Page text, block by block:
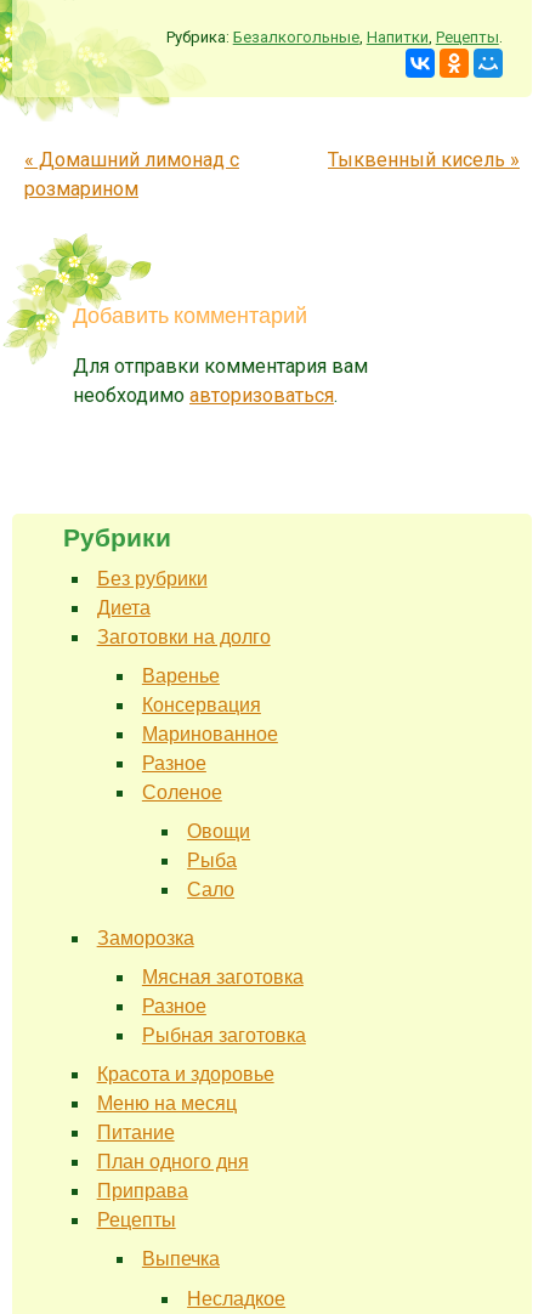
Рубрика: Безалкогольные, Напитки Рецепты
Запись навигация
« Домашний лимонад с
розмарином
Тыквенный кисель »
Добавить комментарий
Для отправки комментария вам
необходимо авторизоваться.
Рубрики
Без рубрики
Диета
Заготовки на долго
Варенье
Консервация
Маринованное
Разное
Соленое
Овощи
Рыба
Сало
Заморозка
Мясная заготовка
Разное
Рыбная заготовка
Красота и здоровье
Меню на месяц
Питание
План одного дня
Приправа
Рецепты
Выпечка
Несладкое